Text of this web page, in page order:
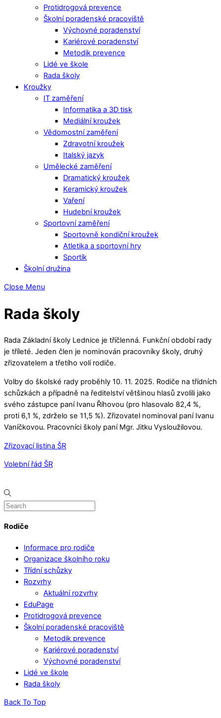
Protidrogová prevence
Školní poradenské pracoviště
Výchovné poradenství
Kariérové poradenství
Metodik prevence
Lidé ve škole
Rada školy
Kroužky
IT zaměření
Informatika a 3D tisk
Mediální kroužek
Vědomostní zaměření
Zdravotní kroužek
Italský jazyk
Umělecké zaměření
Dramatický kroužek
Keramický kroužek
Vaření
Hudební kroužek
Sportovní zaměření
Sportovně kondiční kroužek
Atletika a sportovní hry
Sportík
Školní družina
Close Menu
Rada školy
Rada Základní školy Lednice je tříčlenná. Funkční období rady
je tříleté. Jeden člen je nominován pracovníky školy, druhý
zřizovatelem a třetího volí rodiče.
Volby do školské rady proběhly 10. 11. 2025. Rodiče na třídních
schůzkách a případně na ředitelství většinou hlasů zvolili jako
svého zástupce paní Ivanu Říhovou (pro hlasovalo 82,4 %,
proti 6,1 %, zdrželo se 11,5 %). Zřizovatel nominoval paní Ivanu
Vaníčkovou. Pracovníci školy paní Mgr. Jitku Vysloužilovou.
Zřizovací listina ŠR
Volební řád ŠR
Rodiče
Informace pro rodiče
Organizace školního roku
Třídní schůzky
Rozvrhy
Aktuální rozvrhy
EduPage
Protidrogová prevence
Školní poradenské pracoviště
Metodik prevence
Kariérové poradenství
Výchovné poradenství
Lidé ve škole
Rada školy
Back To Top